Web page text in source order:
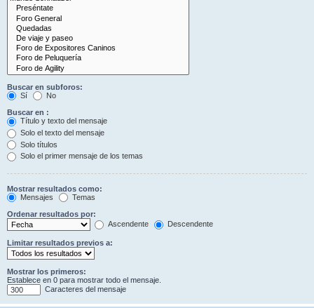
Buscar en subforos:
Sí
No
Buscar en :
Título y texto del mensaje
Solo el texto del mensaje
Solo títulos
Solo el primer mensaje de los temas
Mostrar resultados como:
Mensajes
Temas
Ordenar resultados por:
Ascendente
Descendente
Limitar resultados previos a:
Mostrar los primeros:
Establece en 0 para mostrar todo el mensaje.
Caracteres del mensaje